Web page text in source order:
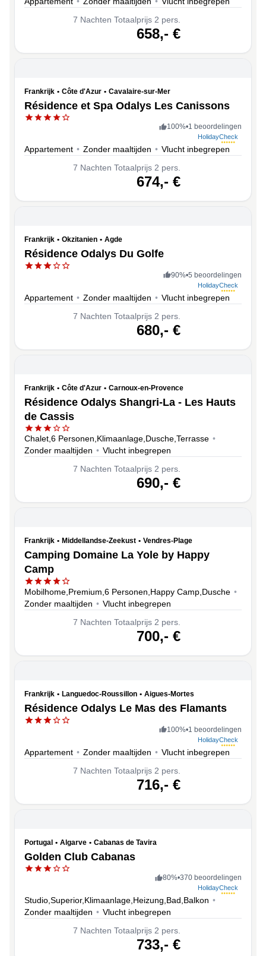
7 Nachten Totaalprijs 2 pers.
658,- €
Frankrijk • Côte d'Azur • Cavalaire-sur-Mer
Résidence et Spa Odalys Les Canissons
100%•1 beoordelingen
HolidayCheck
Appartement • Zonder maaltijden • Vlucht inbegrepen
7 Nachten Totaalprijs 2 pers.
674,- €
Frankrijk • Okzitanien • Agde
Résidence Odalys Du Golfe
90%•5 beoordelingen
HolidayCheck
Appartement • Zonder maaltijden • Vlucht inbegrepen
7 Nachten Totaalprijs 2 pers.
680,- €
Frankrijk • Côte d'Azur • Carnoux-en-Provence
Résidence Odalys Shangri-La - Les Hauts
de Cassis
Chalet,6 Personen,Klimaanlage,Dusche,Terrasse •
Zonder maaltijden • Vlucht inbegrepen
7 Nachten Totaalprijs 2 pers.
690,- €
Frankrijk • Middellandse-Zeekust • Vendres-Plage
Camping Domaine La Yole by Happy
Camp
Mobilhome,Premium,6 Personen,Happy Camp,Dusche •
Zonder maaltijden • Vlucht inbegrepen
7 Nachten Totaalprijs 2 pers.
700,- €
Frankrijk • Languedoc-Roussillon • Aigues-Mortes
Résidence Odalys Le Mas des Flamants
100%•1 beoordelingen
HolidayCheck
Appartement • Zonder maaltijden • Vlucht inbegrepen
7 Nachten Totaalprijs 2 pers.
716,- €
Portugal • Algarve • Cabanas de Tavira
Golden Club Cabanas
80%•370 beoordelingen
HolidayCheck
Studio,Superior,Klimaanlage,Heizung,Bad,Balkon •
Zonder maaltijden • Vlucht inbegrepen
7 Nachten Totaalprijs 2 pers.
733,- €